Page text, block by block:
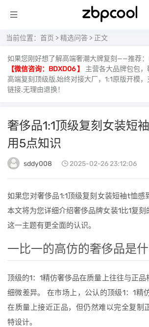
当前位置： 首页 >精选问答 > 正文
如果您刚好想了解高端奢潮大牌复刻——推荐
【微信咨询：BDXD06 】
主营各大品牌包包
高端复刻顶级版,始终对接大厂，1:1原版开模
链接.无理由退换！
奢侈品1:1顶级复刻女装短
用5点知识
sddy008 2025-02-26 23:12:06
如果您对奢侈品1:1顶级复刻女装短袖t恤感
本文将为您详细介绍奢侈品牌女装1比1复
这一主题有更全面的认识。
一比一的高仿的奢侈品是
顶级的1：1精仿奢侈品在质量上往往与正
细微差异。 在市场上，公认的顶级1：1精
在质量上接近正品，但仍然难以完全复制
特设计。